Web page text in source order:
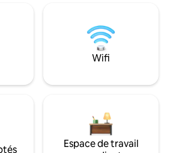
Wifi
Espace de travail